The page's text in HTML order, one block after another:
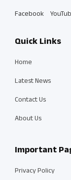
Facebook
Quick Links
Home
Latest News
Contact Us
About Us
Important
Privacy Policy